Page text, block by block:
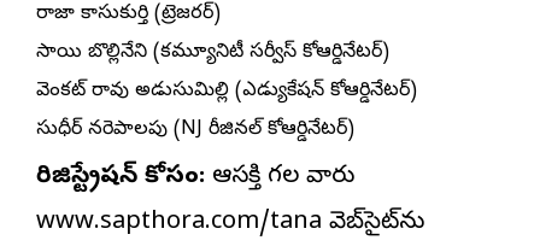
రాజా కాసుకుర్తి (ట్రెజరర్)
సాయి బొల్లినేని (కమ్యూనిటీ సర్వీస్ కోఆర్డినేటర్)
వెంకట్ రావు అడుసుమిల్లి (ఎడ్యుకేషన్ కోఆర్డినేటర్)
సుధీర్ నరెపాలపు (NJ రీజినల్ కోఆర్డినేటర్)
రిజిస్ట్రేషన్ కోసం: ఆసక్తి గల వారు
www.sapthora.com/tana వెబ్‌సైట్‌ను